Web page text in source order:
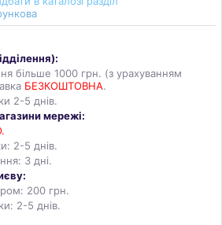
):
більше 1000 грн. (з урахуванням
БЕЗКОШТОВНА.
2-5 днів.
мережі:
2-5 днів.
3 дні.
200 грн.
2-5 днів.